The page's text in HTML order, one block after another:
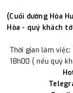
(Cuối đường Hòa
Hòa - quý khách
Thời gian làm
18h00 ( nếu quý